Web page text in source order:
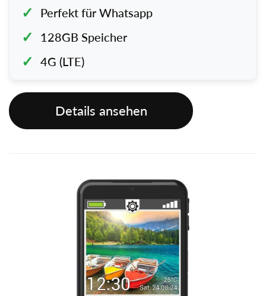
Perfekt für Whatsapp
128GB Speicher
4G (LTE)
Details ansehen